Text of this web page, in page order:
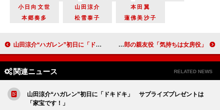
小日向文世
山田涼介
本田翼
本郷奏多
松雪泰子 蓮佛美沙子
山田涼介“ハガレン”初日に「ドキドキ」 サプライズプレゼントは「家宝です！」 山田裕貴「いい奥さんになれたら…」 健太郎の親友役「気持ちは女房役」
関連ニュース RELATED NEWS
山田涼介“ハガレン”初日に「ドキドキ」 サプライズプレゼントは
「家宝です！」